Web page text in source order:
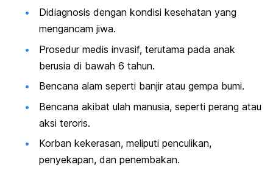
Didiagnosis dengan kondisi kesehatan yang
mengancam jiwa.
Prosedur medis invasif, terutama pada anak
berusia di bawah 6 tahun.
Bencana alam seperti banjir atau gempa bumi.
Bencana akibat ulah manusia, seperti perang atau
aksi teroris.
Korban kekerasan, meliputi penculikan,
penyekapan, dan penembakan.